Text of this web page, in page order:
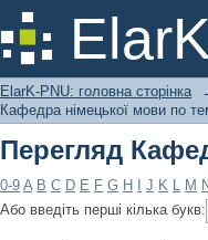
Перегляд
ElarK-PNU: головна сторінка
Кафедра німецької мови по
Перегляд
0-9 A B C D E F G H J K L M
Або введіть перші кілька букв: